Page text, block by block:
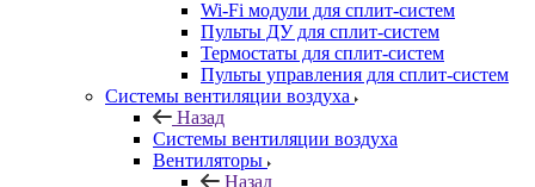
Wi-Fi модули для сплит-систем
Пульты ДУ для сплит-систем
Термостаты для сплит-систем
Пульты управления для сплит-систем
Системы вентиляции воздуха
Назад
Системы вентиляции воздуха
Вентиляторы
Назад